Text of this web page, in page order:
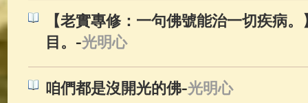
【老實專修：一句佛號能治一切疾病
目。 -光明心
咱們都是沒開光的佛-光明心